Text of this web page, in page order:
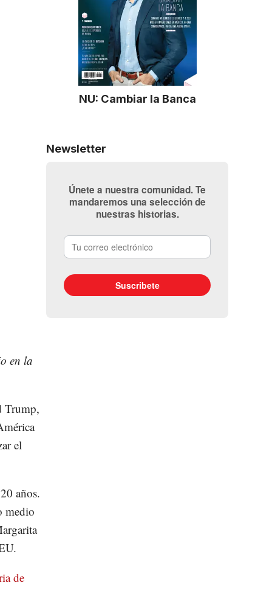
NU: Cambiar la Banca
Newsletter
Únete a nuestra comunidad. Te
mandaremos una selección de
nuestras historias.
en la
Trump,
el
años.
medio
de